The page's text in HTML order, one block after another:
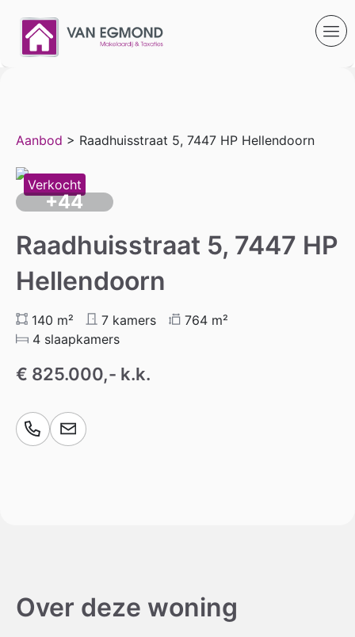
Aanbod > Raadhuisstraat 5, 7447 HP Hellendoorn
Verkocht
+44
Raadhuisstraat 5, 7447 HP
Hellendoorn
140 m² 7 kamers
764 m²
4 slaapkamers
€ 825.000,- k.k.
Over deze woning